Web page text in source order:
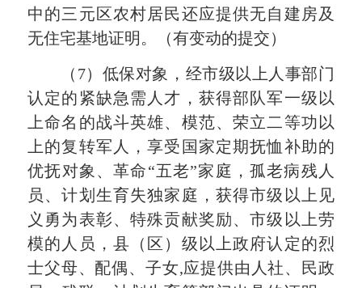
中的三元区农村居民还应提供无自建房及
无住宅基地证明。（有变动的提交）
（7）低保对象，经市级以上人事部门
认定的紧缺急需人才，获得部队军一级以
上命名的战斗英雄、模范、荣立二等功以
上的复转军人，享受国家定期抚恤补助的
优抚对象、革命“五老”家庭，孤老病残人
员、计划生育失独家庭，获得市级以上见
义勇为表彰、特殊贡献奖励、市级以上劳
模的人员，县（区）级以上政府认定的烈
士父母、配偶、子女,应提供由人社、民政